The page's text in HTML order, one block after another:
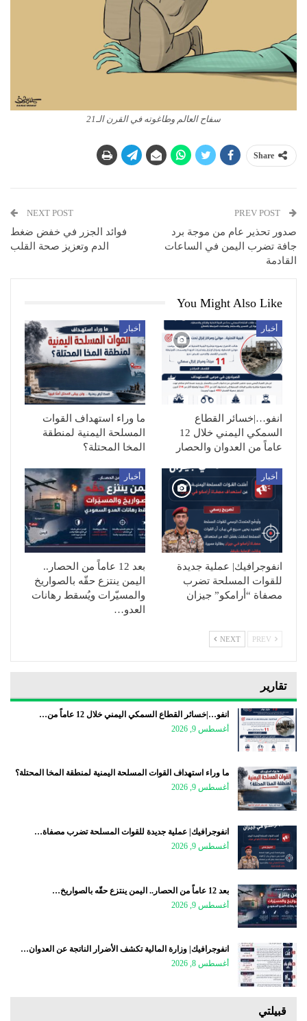
سفاح العالم وطاغوته في القرن الـ21
Share
صدور تحذير عام من موجة برد
جافة تضرب اليمن في الساعات
القادمة
NEXT POST
فوائد الجزر في خفض ضغط
الدم وتعزيز صحة القلب
You Might Also Like
أخبار
انفو…|خسائر القطاع
السمكي اليمني خلال 12
عاماً من العدوان والحصار
أخبار
ما وراء استهداف القوات
المسلحة اليمنية لمنطقة
المخا المحتلة؟
أخبار
انفوجرافيك| عملية جديدة
للقوات المسلحة تضرب
مصفاة “أرامكو” جيزان
أخبار
بعد 12 عاماً من الحصار..
اليمن ينتزع حقّه بالصواريخ
والمسيّرات ويُسقط رهانات
العدو…
NEXT
تقارير
انفو…|خسائر القطاع السمكي اليمني خلال 12 عاماً من…
أغسطس 9, 2026
ما وراء استهداف القوات المسلحة اليمنية لمنطقة المخا المحتلة؟
أغسطس 9, 2026
انفوجرافيك| عملية جديدة للقوات المسلحة تضرب مصفاة…
أغسطس 9, 2026
بعد 12 عاماً من الحصار.. اليمن ينتزع حقّه بالصواريخ…
أغسطس 9, 2026
انفوجرافيك| وزارة المالية تكشف الأضرار الناتجة عن العدوان…
أغسطس 8, 2026
قبيلتي